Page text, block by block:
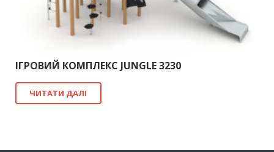
ІГРОВИЙ КОМПЛЕКС JUNGLE 3230
ЧИТАТИ ДАЛІ